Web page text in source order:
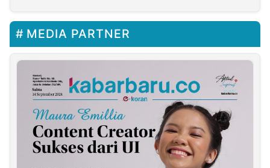
MEDIA PARTNER